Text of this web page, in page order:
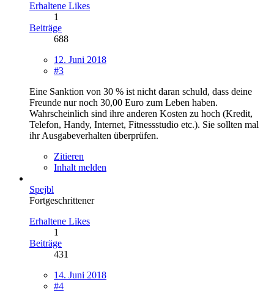
Erhaltene Likes
1
Beiträge
688
12. Juni 2018
#3
Eine Sanktion von 30 % ist nicht daran schuld, dass deine
Freunde nur noch 30,00 Euro zum Leben haben.
Wahrscheinlich sind ihre anderen Kosten zu hoch (Kredit,
Telefon, Handy, Internet, Fitnessstudio etc.). Sie sollten mal
ihr Ausgabeverhalten überprüfen.
Zitieren
Inhalt melden
Spejbl
Fortgeschrittener
Erhaltene Likes
1
Beiträge
431
14. Juni 2018
#4